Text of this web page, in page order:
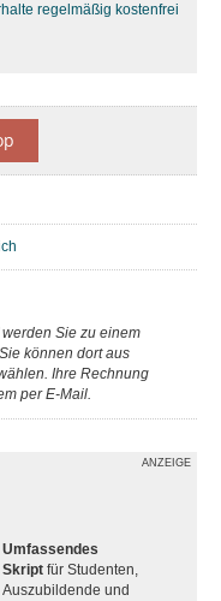
regelmäßig kostenfrei
Sie zu einem
können dort aus
Ihre Rechnung
per E-Mail.
ANZEIGE
Umfassendes
Skript für Studenten,
Auszubildende und